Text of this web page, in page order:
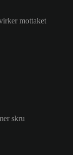
mottaket
skru